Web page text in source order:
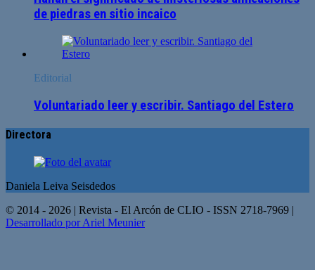
de piedras en sitio incaico
Editorial
Voluntariado leer y escribir. Santiago del Estero
Directora
Daniela Leiva Seisdedos
© 2014 - 2026 | Revista - El Arcón de CLIO - ISSN 2718-7969 |
Desarrollado por Ariel Meunier